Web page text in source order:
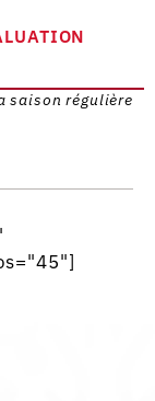
saison régulière